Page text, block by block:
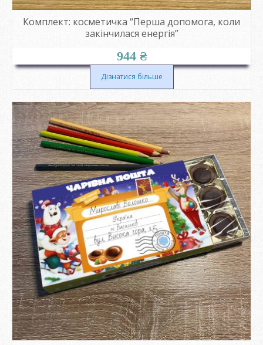
Комплект: косметичка “Перша допомога, коли
закінчилася енергія”
944 ₴
Дізнатися більше